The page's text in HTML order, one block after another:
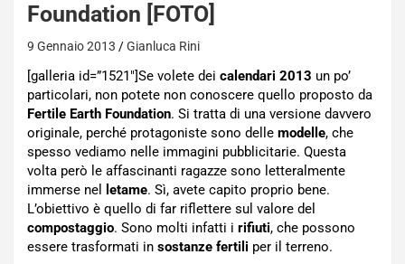
Foundation [FOTO]
9 Gennaio 2013 Gianluca Rini
[galleria id=”1521″]Se volete dei calendari 2013 un po’
particolari, non potete non conoscere quello proposto da
Fertile Earth Foundation. Si tratta di una versione davvero
originale, perché protagoniste sono delle modelle, che
spesso vediamo nelle immagini pubblicitarie. Questa
volta però le affascinanti ragazze sono letteralmente
immerse nel
letame. Sì, avete capito proprio bene.
L’obiettivo è quello di far riflettere sul valore del
compostaggio. Sono molti infatti i rifiuti, che possono
essere trasformati in sostanze fertili per il terreno.